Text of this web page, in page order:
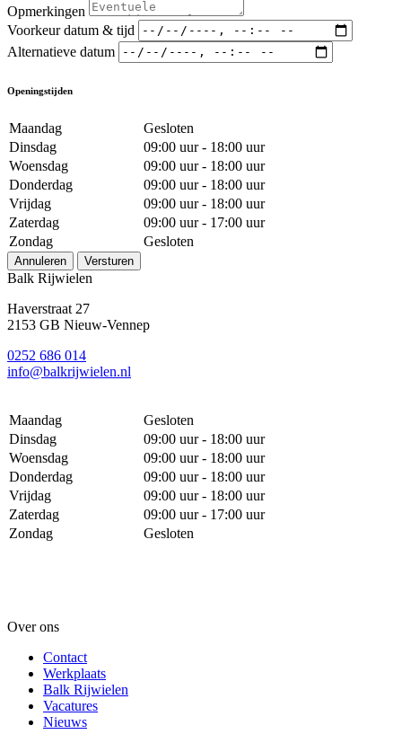
Opmerkingen
Voorkeur datum & tijd
Alternatieve datum
Openingstijden
Maandag
Gesloten
Dinsdag
09:00 uur - 18:00 uur
Woensdag
09:00 uur - 18:00 uur
Donderdag
09:00 uur - 18:00 uur
Vrijdag
09:00 uur - 18:00 uur
Zaterdag
09:00 uur - 17:00 uur
Zondag
Gesloten
Annuleren Versturen
Balk Rijwielen
Haverstraat 27
2153 GB Nieuw-Vennep
0252 686 014
info@balkrijwielen.nl
Maandag
Gesloten
Dinsdag
09:00 uur - 18:00 uur
Woensdag
09:00 uur - 18:00 uur
Donderdag
09:00 uur - 18:00 uur
Vrijdag
09:00 uur - 18:00 uur
Zaterdag
09:00 uur - 17:00 uur
Zondag
Gesloten
Over ons
Contact
Werkplaats
Balk Rijwielen
Vacatures
Nieuws